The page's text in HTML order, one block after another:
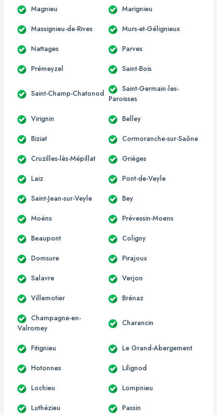
Magnieu Marignieu
Massignieu-de-Rives Murs-et-Gélignieux
Nattages Parves
Prémeyzel Saint-Bois
Saint-Champ-Chatonod
Saint-Germain-les-
Paroisses
Virignin Belley
Biziat Cormoranche-sur-Saône
Cruzilles-lès-Mépillat Grièges
Laiz Pont-de-Veyle
Saint-Jean-sur-Veyle Bey
Moëns Prévessin-Moens
Beaupont Coligny
Domsure Pirajoux
Salavre Verjon
Villemotier Brénaz
Champagne-en-
Valromey
Charancin
Fitignieu Le Grand-Abergement
Hotonnes Lilignod
Lochieu Lompnieu
Luthézieu Passin